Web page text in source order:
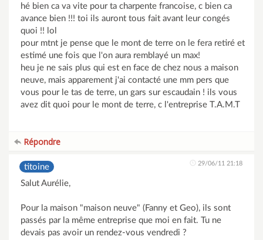
hé bien ca va vite pour ta charpente francoise, c bien ca
avance bien !!! toi ils auront tous fait avant leur congés
quoi !! lol
pour mtnt je pense que le mont de terre on le fera retiré et
estimé une fois que l'on aura remblayé un max!
heu je ne sais plus qui est en face de chez nous a maison
neuve, mais apparement j'ai contacté une mm pers que
vous pour le tas de terre, un gars sur escaudain ! ils vous
avez dit quoi pour le mont de terre, c l'entreprise T.A.M.T
Répondre
titoine 29/06/11 21:18
Salut Aurélie,
Pour la maison "maison neuve" (Fanny et Geo), ils sont
passés par la même entreprise que moi en fait. Tu ne
devais pas avoir un rendez-vous vendredi ?